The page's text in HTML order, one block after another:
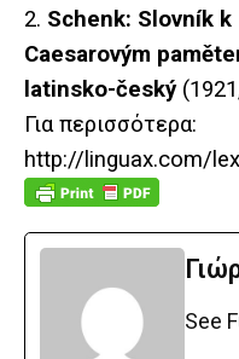
2. Schenk: Slovník k
Caesarovým
latinsko-český
Για περισσότερα:
http://linguax.com/
See